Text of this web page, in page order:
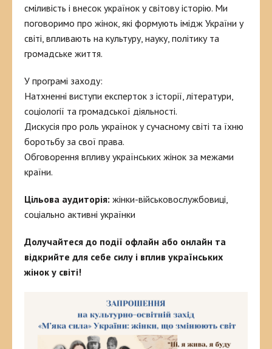
сміливість і внесок українок у світову історію. Ми
поговоримо про жінок, які формують імідж України у
світі, впливають на культуру, науку, політику та
громадське життя.
У програмі заходу:
Натхненні виступи експерток з історії, літератури,
соціології та громадської діяльності.
Дискусія про роль українок у сучасному світі та їхню
боротьбу за свої права.
Обговорення впливу українських жінок за межами
країни.
Цільова аудиторія: жінки-військовослужбовиці,
соціально активні українки
Долучайтеся до події офлайн або онлайн та
відкрийте для себе силу і вплив українських
жінок у світі!